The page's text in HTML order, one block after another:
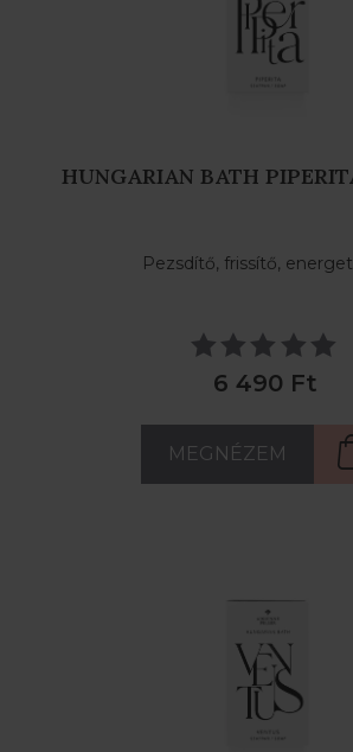
HUNGARIAN BATH
Pezsdítő, frissítő,
6 490 Ft
MEGNÉZEM